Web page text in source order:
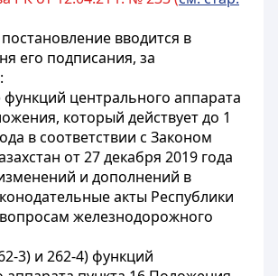
вводится в
его подписания, за
функций центрального аппарата
который действует до 1
в соответствии с Законом
от 27 декабря 2019 года
и дополнений в
акты Республики
железнодорожного
3) и 262-4) функций